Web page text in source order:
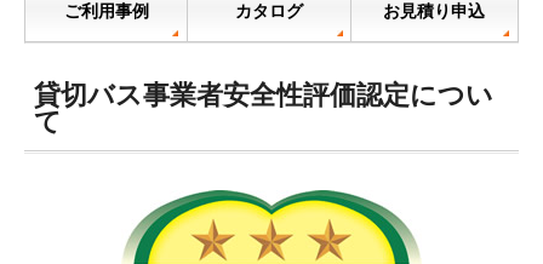
ご利用事例 カタログ お見積り申込
貸切バス事業者安全性評価認定につい
て